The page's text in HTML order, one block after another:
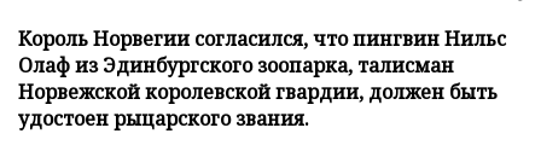
Король Норвегии согласился, что пингвин Нильс
Олаф из Эдинбургского зоопарка, талисман
Норвежской королевской гвардии, должен быть
удостоен рыцарского звания.